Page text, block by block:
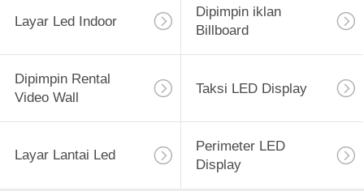
Layar Led Indoor
Dipimpin iklan
Billboard
Dipimpin Rental
Video Wall
Taksi LED Display
Layar Lantai Led
Perimeter LED
Display